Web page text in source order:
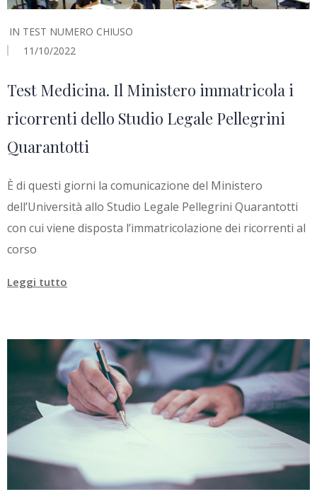
IN TEST NUMERO CHIUSO
11/10/2022
Test Medicina. Il Ministero immatricola i
ricorrenti dello Studio Legale Pellegrini
Quarantotti
È di questi giorni la comunicazione del Ministero
dell’Università allo Studio Legale Pellegrini Quarantotti
con cui viene disposta l’immatricolazione dei ricorrenti al
corso
Leggi tutto